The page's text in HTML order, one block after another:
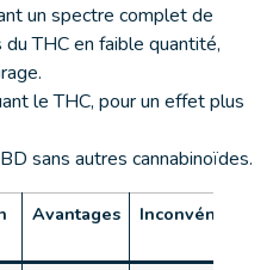
un spectre complet de
THC en faible quantité,
le THC, pour un effet plus
sans autres cannabinoïdes.
Avantages Inconvénients